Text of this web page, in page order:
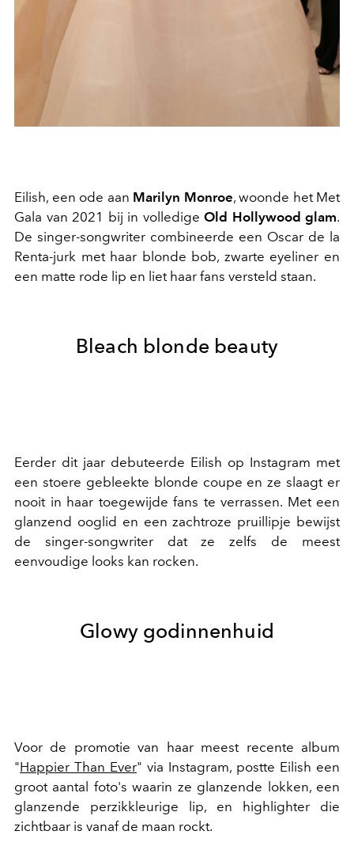
Eilish, een ode aan Marilyn Monroe, woonde het Met
Gala van 2021 bij in volledige Old Hollywood glam.
De singer-songwriter combineerde een Oscar de la
Renta-jurk met haar blonde bob, zwarte eyeliner en
een matte rode lip en liet haar fans versteld staan.
Bleach blonde beauty
Eerder dit jaar debuteerde Eilish op Instagram met
een stoere gebleekte blonde coupe en ze slaagt er
nooit in haar toegewijde fans te verrassen. Met een
glanzend ooglid en een zachtroze pruillipje bewijst
de singer-songwriter dat ze zelfs de meest
eenvoudige looks kan rocken.
Glowy godinnenhuid
Voor de promotie van haar meest recente album
"Happier Than Ever" via Instagram, postte Eilish een
groot aantal foto's waarin ze glanzende lokken, een
glanzende perzikkleurige lip, en highlighter die
zichtbaar is vanaf de maan rockt.